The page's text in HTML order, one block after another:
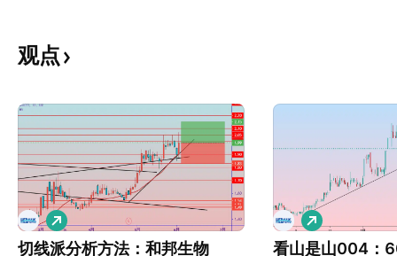
观点
切线派分析方法：和邦生物
做
多
看山是山004：
做
多